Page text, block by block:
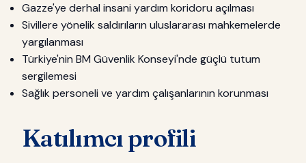
Gazze'ye derhal insani yardım koridoru açılması
Sivillere yönelik saldırıların uluslararası mahkemelerde
yargılanması
Türkiye'nin BM Güvenlik Konseyi'nde güçlü tutum
sergilemesi
Sağlık personeli ve yardım çalışanlarının korunması
Katılımcı profili